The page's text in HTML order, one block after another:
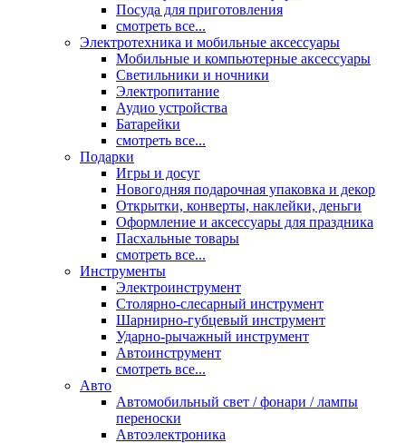
Посуда для приготовления
смотреть все...
Электротехника и мобильные аксессуары
Мобильные и компьютерные аксессуары
Светильники и ночники
Электропитание
Аудио устройства
Батарейки
смотреть все...
Подарки
Игры и досуг
Новогодняя подарочная упаковка и декор
Открытки, конверты, наклейки, деньги
Оформление и аксессуары для праздника
Пасхальные товары
смотреть все...
Инструменты
Электроинструмент
Столярно-слесарный инструмент
Шарнирно-губцевый инструмент
Ударно-рычажный инструмент
Автоинструмент
смотреть все...
Авто
Автомобильный свет / фонари / лампы
переноски
Автоэлектроника